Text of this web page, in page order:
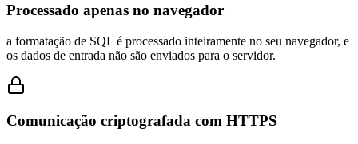
Processado apenas no navegador
a formatação de SQL é processado inteiramente no seu navegador, e
os dados de entrada não são enviados para o servidor.
Comunicação criptografada com HTTPS